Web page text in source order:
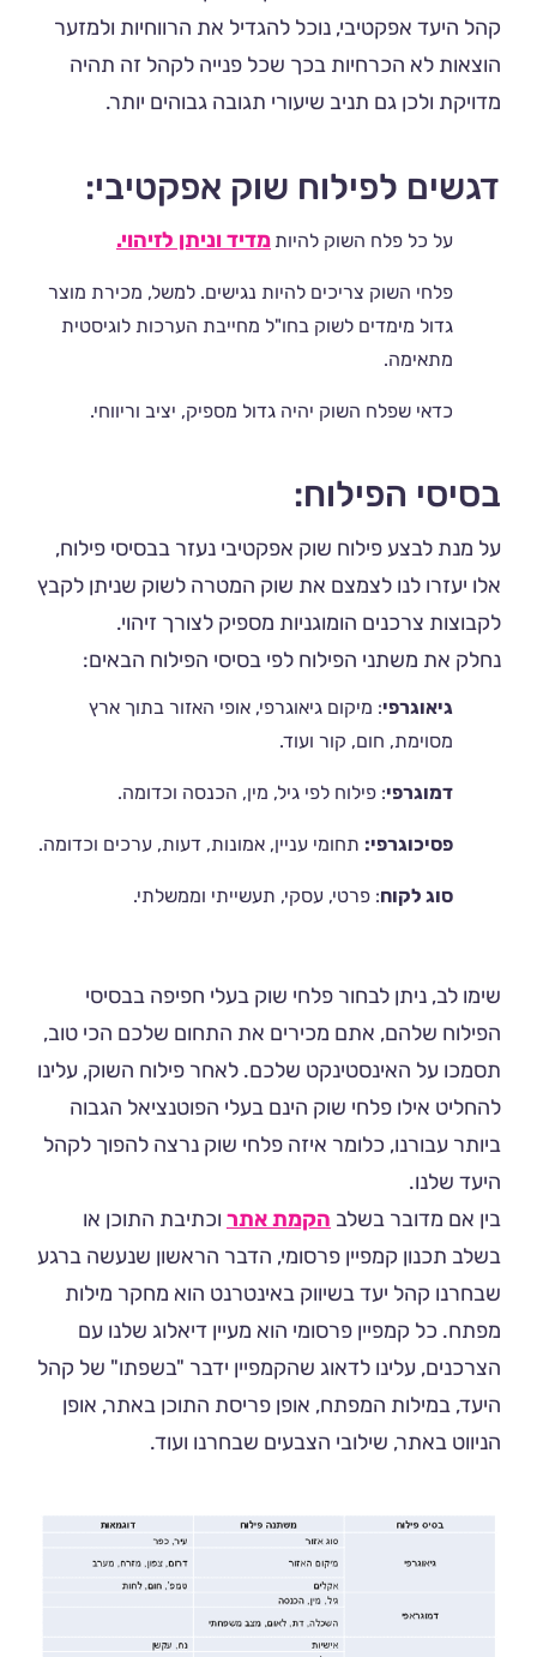
קהל היעד אפקטיבי, נוכל להגדיל את הרווחיות ולמזער
הוצאות לא הכרחיות בכך שכל פנייה לקהל זה תהיה
מדויקת ולכן גם תניב שיעורי תגובה גבוהים יותר.
דגשים לפילוח שוק אפקטיבי:
על כל פלח השוק להיות מדיד וניתן לזיהוי.
פלחי השוק צריכים להיות נגישים. למשל, מכירת מוצר
גדול מימדים לשוק בחו"ל מחייבת הערכות לוגיסטית
מתאימה.
כדאי שפלח השוק יהיה גדול מספיק, יציב וריווחי.
בסיסי הפילוח:
על מנת לבצע פילוח שוק אפקטיבי נעזר בבסיסי פילוח,
אלו יעזרו לנו לצמצם את שוק המטרה לשוק שניתן לקבץ
לקבוצות צרכנים הומוגניות מספיק לצורך זיהוי.
נחלק את משתני הפילוח לפי בסיסי הפילוח הבאים:
גיאוגרפי: מיקום גיאוגרפי, אופי האזור בתוך ארץ
מסוימת, חום, קור ועוד.
דמוגרפי: פילוח לפי גיל, מין, הכנסה וכדומה.
פסיכוגרפי: תחומי עניין, אמונות, דעות, ערכים וכדומה.
סוג לקוח: פרטי, עסקי, תעשייתי וממשלתי.
שימו לב, ניתן לבחור פלחי שוק בעלי חפיפה בבסיסי
הפילוח שלהם, אתם מכירים את התחום שלכם הכי טוב,
תסמכו על האינסטינקט שלכם. לאחר פילוח השוק, עלינו
להחליט אילו פלחי שוק הינם בעלי הפוטנציאל הגבוה
ביותר עבורנו, כלומר איזה פלחי שוק נרצה להפוך לקהל
היעד שלנו.
בין אם מדובר בשלב הקמת אתר וכתיבת התוכן או
בשלב תכנון קמפיין פרסומי, הדבר הראשון שנעשה ברגע
שבחרנו קהל יעד בשיווק באינטרנט הוא מחקר מילות
מפתח. כל קמפיין פרסומי הוא מעיין דיאלוג שלנו עם
הצרכנים, עלינו לדאוג שהקמפיין ידבר "בשפתו" של קהל
היעד, במילות המפתח, אופן פריסת התוכן באתר, אופן
הניווט באתר, שילובי הצבעים שבחרנו ועוד.